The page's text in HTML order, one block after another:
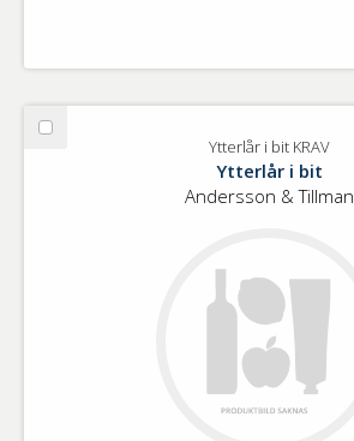
Välj
Ytterlår i bit KRAV
Ytterlår i bit
Andersson & Tillman